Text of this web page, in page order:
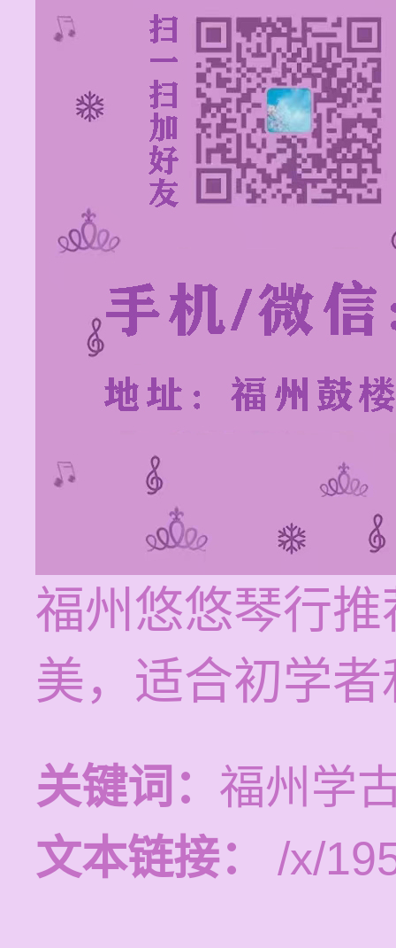
福州悠悠琴行
美，适合初学
关键词： 福州学
文本链接：
/x/